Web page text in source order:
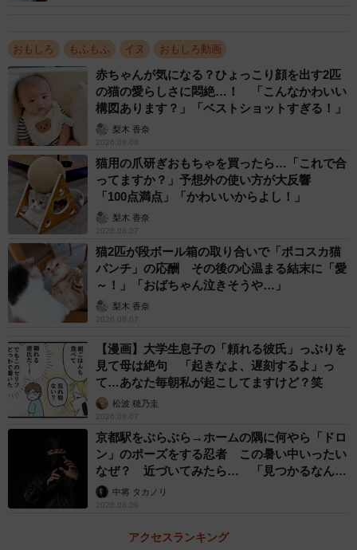
それでは本日の拒否柴をご覧ください（提供：豆柴ぐりさん）
――このときはどのような状況だったのでしょうか？
「お散歩中でした！天気が良くて気持ちいい日だったの
で、まだ帰りたくなかったんだと思います」
――「拒否」の瞬間を見て？
「『あ〜はいはい、始まったな〜』と思いつつ、芝生の上
で笑顔で拒否柴してる姿が可愛くて、それだけ今を楽しん
でるんだな〜と思って思わず動画を撮りました」
――ぐりちゃんは、よく拒否柴をするのでしょうか？
「はい、日常的によく拒否柴しています」
――最終的にはどうなりましたか？
おもしろ もふもふ イヌ おもしろ動画
赤ちゃんが気になる？ひょっこり顔を出す2匹
の猫の愛らしさに悶絶…！ 「こんなかわいい
構図あります？」「ベストショットすぎる！」
梨木 香奈
2026.08.08
猫用の爪研ぎおもちゃを買ったら…「これで合
ってますか？」予想外の使い方が大反響
「100点満点」「かわいいからよし！」
梨木 香奈
2026.08.07
猫2匹が段ボール箱の取り合いで「ポコスカ猫
パンチ」の応酬 その後の心温まる結末に「愛
～！」「おばちゃん泣きそうや…」
梨木 香奈
2026.08.07
【漫画】大学生息子の「頼れる彼氏」っぷりを
見て母は絶句 「起きなよ、遅刻するよ」っ
て…あなた毎朝私が起こしてますけど？笑
松波 穂乃圭
2026.08.07
京都駅をぶらぶら→ホームの隅に何やら「ドロ
ン」のポーズをする忍者 この暑い中いったい
なぜ？ 近づいてみたら… 「見つかるなんて
未熟」中将 タカノリ
2026.08.06
アクセスランキング